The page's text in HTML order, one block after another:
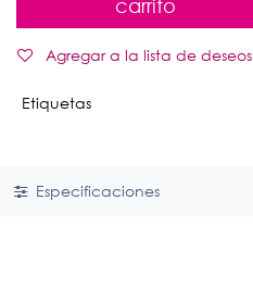
carrito
Agregar a la lista de deseos
Etiquetas
Especificaciones